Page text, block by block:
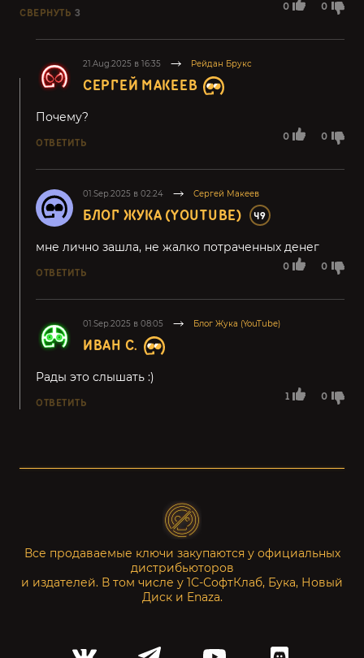
0 0
СВЕРНУТЬ 3
21.Aug.2025 в 16:35 Рейдан Брукс
СЕРГЕЙ МАКЕЕВ
0 0
Почему?
ОТВЕТИТЬ
01.Sep.2025 в 02:24 Сергей Макеев
БЛОГ ЖУКА (YOUTUBE) 49
0 0
мне лично зашла, не жалко потраченных денег
ОТВЕТИТЬ
01.Sep.2025 в 08:05 Блог Жука (YouTube)
ИВАН С.
1 0
Рады это слышать :)
ОТВЕТИТЬ
Все продаваемые ключи закупаются у официальных
дистрибьюторов
и издателей. В том числе у 1С-СофтКлаб, Бука, Новый
Диск и Enaza.